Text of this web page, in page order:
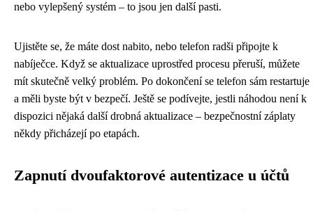
nebo vylepšený systém – to jsou jen další pasti.
Ujistěte se, že máte dost nabito, nebo telefon radši připojte k
nabíječce. Když se aktualizace uprostřed procesu přeruší, můžete
mít skutečně velký problém. Po dokončení se telefon sám restartuje
a měli byste být v bezpečí. Ještě se podívejte, jestli náhodou není k
dispozici nějaká další drobná aktualizace – bezpečnostní záplaty
někdy přicházejí po etapách.
Zapnutí dvoufaktorové autentizace u účtů